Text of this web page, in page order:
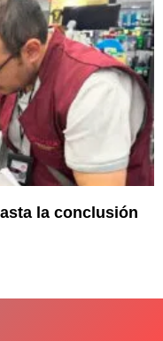
la conclusión